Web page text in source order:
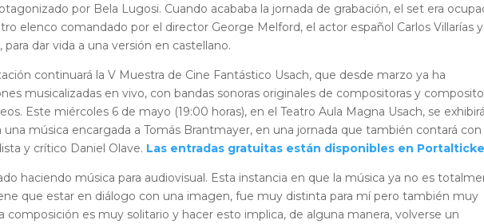
por Bela Lugosi. Cuando acababa la jornada de grabación, el set era
elenco comandado por el director George Melford, el actor español Carlos Villarías y
para dar vida a una versión en castellano.
continuará la V Muestra de Cine Fantástico Usach, que desde marzo ya ha
musicalizadas en vivo, con bandas sonoras originales de compositoras y
Este miércoles 6 de mayo (19:00 horas), en el Teatro Aula Magna Usach, se exhibirá
una música encargada a Tomás Brantmayer, en una jornada que también contará con
y crítico Daniel Olave. Las entradas gratuitas están disponibles en
haciendo música para audiovisual. Esta instancia en que la música ya no es
que estar en diálogo con una imagen, fue muy distinta para mí pero también muy
composición es muy solitario y hacer esto implica, de alguna manera, volverse un